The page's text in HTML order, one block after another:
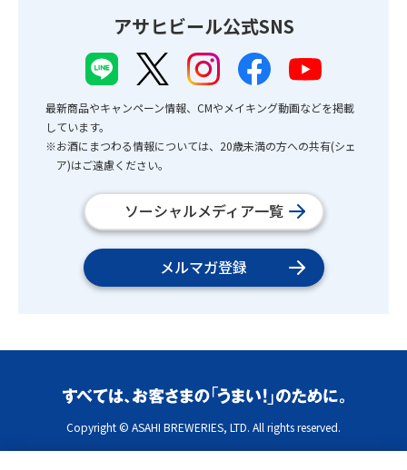
アサヒビール公式SNS
最新商品やキャンペーン情報、CMやメイキング動画などを掲載
しています。
※お酒にまつわる情報については、20歳未満の方への共有(シェ
ア)はご遠慮ください。
ソーシャルメディア一覧
メルマガ登録
Copyright © ASAHI BREWERIES, LTD. All rights reserved.